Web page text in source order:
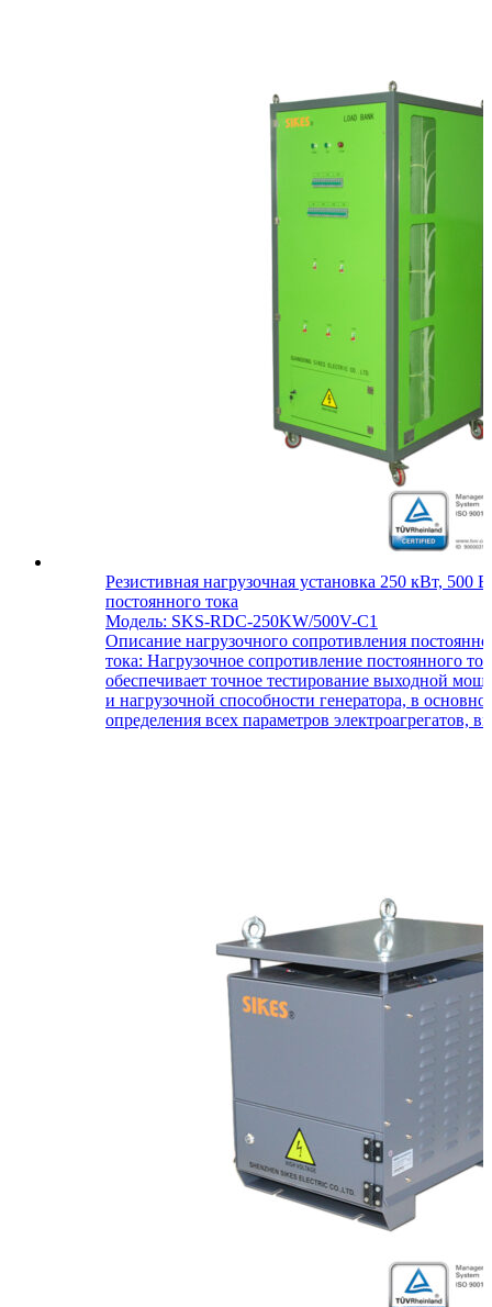
Резистивная нагрузочная установка 250 кВт, 500 В
постоянного тока
Модель: SKS-RDC-250KW/500V-C1
Описание нагрузочного сопротивления
тока: Нагрузочное сопротивление постоянного
обеспечивает точное тестирование выходной
и нагрузочной способности генератора, в
определения всех параметров электроагрегатов,